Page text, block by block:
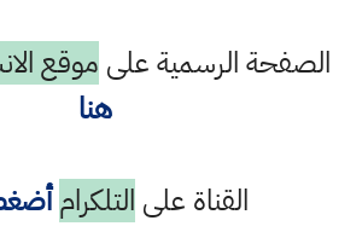
الصفحة الرسمية على موقع
هنا
القناة على التلكرام